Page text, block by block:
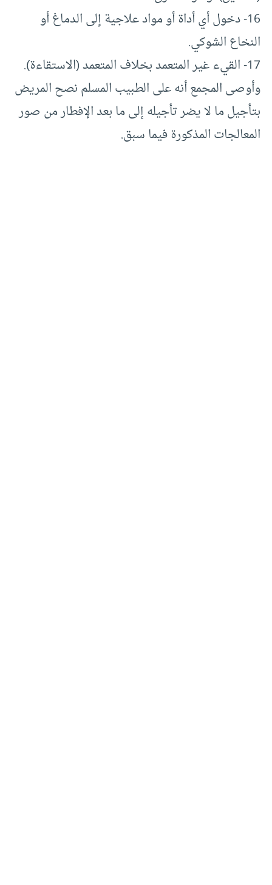
16- دخول أي أداة أو مواد علاجية إلى الدماغ أو
النخاع الشوكي.
17- القيء غير المتعمد بخلاف المتعمد (الاستقاءة).
وأوصى المجمع أنه على الطبيب المسلم نصح المريض
بتأجيل ما لا يضر تأجيله إلى ما بعد الإفطار من صور
المعالجات المذكورة فيما سبق.